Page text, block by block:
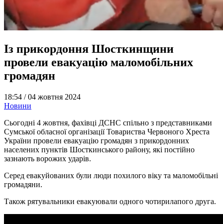
Із прикордоння Шосткинщини
провели евакуацію маломобільних
громадян
18:54 /04 жовтня 2024
Новини
Сьогодні 4 жовтня, фахівці ДСНС спільно з представниками
Сумської обласної організації Товариства Червоного Хреста
України провели евакуацію громадян з прикордонних
населених пунктів Шосткинського району, які постійно
зазнають ворожих ударів.
Серед евакуйованих були люди похилого віку та маломобільні
громадяни.
Також рятувальники евакуювали одного чотирилапого друга.